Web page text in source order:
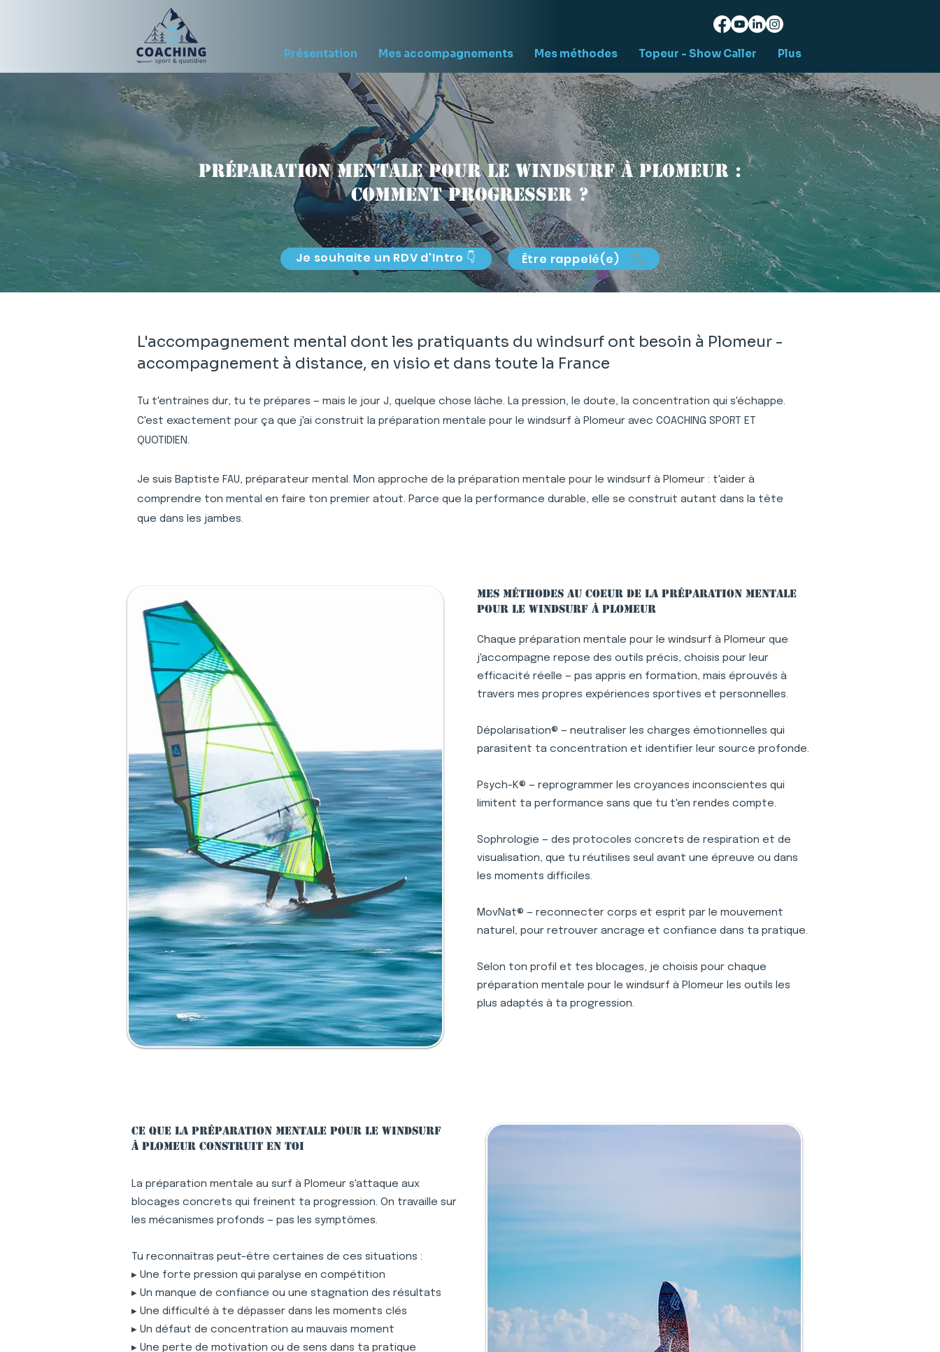
Présentation Mes accompagnements Mes méthodes Topeur - Show Caller Plus
Préparation mentale pour le windsurf à Plomeur :
comment progresser ?
Je souhaite un RDV d'Intro 👇 Être rappelé(e)
L'accompagnement mental dont les pratiquants du windsurf ont besoin à Plomeur -
accompagnement à distance, en visio et dans toute la France
Tu t'entraînes dur, tu te prépares — mais le jour J, quelque chose lâche. La pression, le doute, la concentration qui s'échappe.
C'est exactement pour ça que j'ai construit la préparation mentale pour le windsurf à Plomeur avec COACHING SPORT ET
QUOTIDIEN.
Je suis Baptiste FAU, préparateur mental. Mon approche de la préparation mentale pour le windsurf à Plomeur : t'aider à
comprendre ton mental en faire ton premier atout. Parce que la performance durable, elle se construit autant dans la tête
que dans les jambes.
Mes méthodes au coeur de la préparation mentale
pour le windsurf à Plomeur
Chaque préparation mentale pour le windsurf à Plomeur que
j'accompagne repose des outils précis, choisis pour leur
efficacité réelle — pas appris en formation, mais éprouvés à
travers mes propres expériences sportives et personnelles.
Dépolarisation® — neutraliser les charges émotionnelles qui
parasitent ta concentration et identifier leur source profonde.
Psych-K® — reprogrammer les croyances inconscientes qui
limitent ta performance sans que tu t'en rendes compte.
Sophrologie — des protocoles concrets de respiration et de
visualisation, que tu réutilises seul avant une épreuve ou dans
les moments difficiles.
MovNat® — reconnecter corps et esprit par le mouvement
naturel, pour retrouver ancrage et confiance dans ta pratique.
Selon ton profil et tes blocages, je choisis pour chaque
préparation mentale pour le windsurf à Plomeur les outils les
plus adaptés à ta progression.
Ce que la préparation mentale pour le windsurf
à Plomeur construit en toi
La préparation mentale au surf à Plomeur s'attaque aux
blocages concrets qui freinent ta progression. On travaille sur
les mécanismes profonds — pas les symptômes.
Tu reconnaîtras peut-être certaines de ces situations :
▸ Une forte pression qui paralyse en compétition
▸ Un manque de confiance ou une stagnation des résultats
▸ Une difficulté à te dépasser dans les moments clés
▸ Un défaut de concentration au mauvais moment
▸ Une perte de motivation ou de sens dans ta pratique